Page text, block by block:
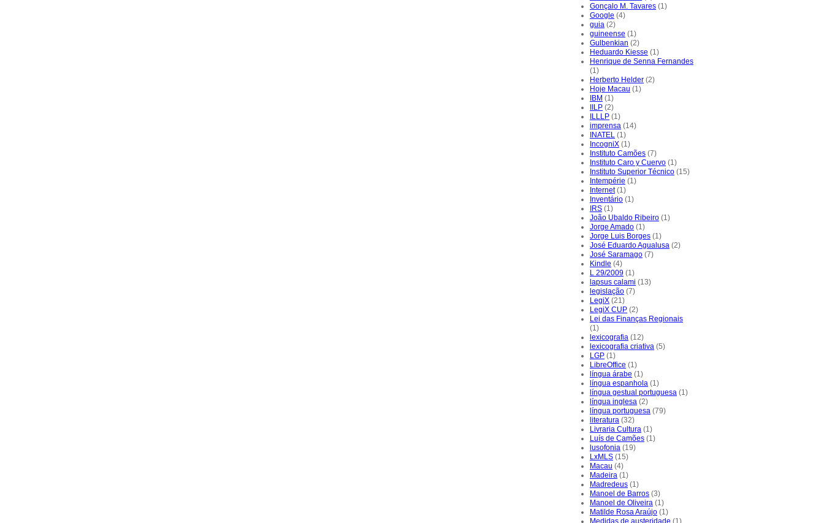
Gonçalo M. Tavares (1)
Google (4)
guia (2)
guineense (1)
Gulbenkian (2)
Heduardo Kiesse (1)
Henrique de Senna Fernandes
(1)
Herberto Helder (2)
Hoje Macau (1)
IBM (1)
IILP (2)
ILLLP (1)
imprensa (14)
INATEL (1)
IncogniX (1)
Instituto Camões (7)
Instituto Caro y Cuervo (1)
Instituto Superior Técnico (15)
Intempérie (1)
Internet (1)
Inventário (1)
IRS (1)
João Ubaldo Ribeiro (1)
Jorge Amado (1)
Jorge Luis Borges (1)
José Eduardo Agualusa (2)
José Saramago (7)
Kindle (4)
L 29/2009 (1)
lapsus calami (13)
legislação (7)
LegiX (21)
LegiX CUP (2)
Lei das Finanças Regionais
(1)
lexicografia (12)
lexicografia criativa (5)
LGP (1)
LibreOffice (1)
língua árabe (1)
língua espanhola (1)
língua gestual portuguesa (1)
língua inglesa (2)
língua portuguesa (79)
literatura (32)
Livraria Cultura (1)
Luís de Camões (1)
lusofonia (19)
LxMLS (15)
Macau (4)
Madeira (1)
Madredeus (1)
Manoel de Barros (3)
Manoel de Oliveira (1)
Matilde Rosa Araújo (1)
Medidas de austeridade (1)